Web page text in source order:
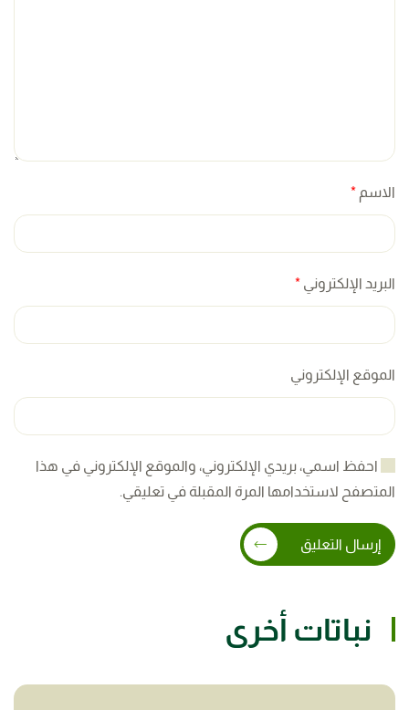
الاسم *
البريد الإلكتروني *
الموقع الإلكتروني
احفظ اسمي، بريدي الإلكتروني، والموقع الإلكتروني في هذا
المتصفح لاستخدامها المرة المقبلة في تعليقي.
إرسال التعليق
نباتات أخرى